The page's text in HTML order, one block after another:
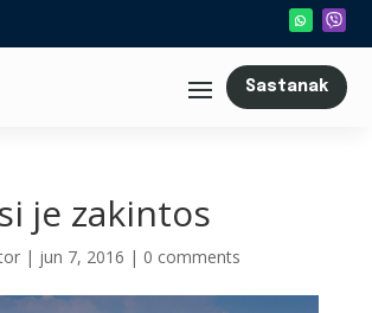
Sastanak
je zakintos
| jun 7, 2016 | 0 comments